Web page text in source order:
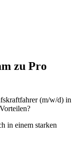
zu Pro
(m/w/d) in
in einem starken